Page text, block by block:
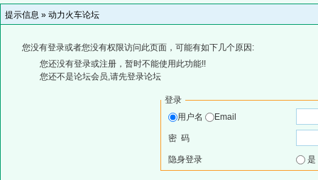
提示信息 » 动力火车论坛
您没有登录或者您没有权限访问此页面，可能有如下几个原因:
您还没有登录或注册，暂时不能使用此功能!!
您还不是论坛会员,请先登录论坛
登录
用户名
Email
密 码
隐身登录